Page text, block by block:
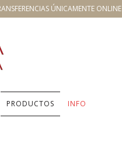
ÚNICAMENTE ONLINE
PRODUCTOS INFO